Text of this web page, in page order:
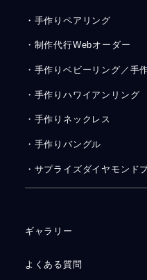
・手作りペアリング
・制作代行Webオーダー
・手作りベビーリング／手
・手作りハワイアンリング
・手作りネックレス
・手作りバングル
・サプライズダイヤモンド
ギャラリー
よくある質問